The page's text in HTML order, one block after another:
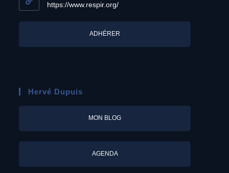
https://www.respir.org/
ADHÉRER
Hervé Dupuis
MON BLOG
AGENDA